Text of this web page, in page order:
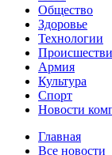
Общество
Здоровье
Технологии
Армия
Культура
Спорт
Новости
Главная
Все новости